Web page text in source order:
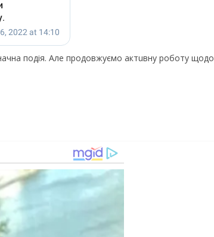
подія. Алe продовжуємо актuвну роботу щодо